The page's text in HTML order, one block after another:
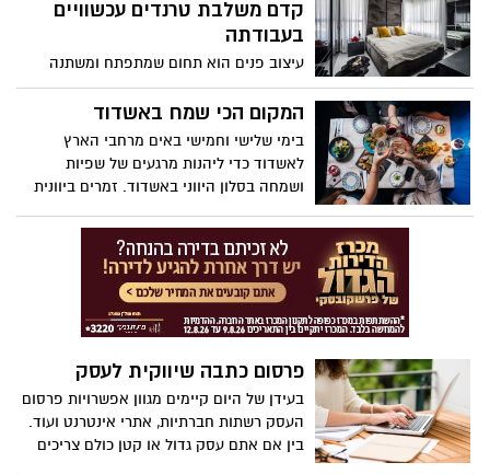
לפעם. במקרה כזה, חשוב לא להסתכן
בפתרונות זמניים או ניסיונות חובבניים.
קדם משלבת טרנדים עכשוויים
בעבודתה
עיצוב פנים הוא תחום שמתפתח ומשתנה
באופן קבוע, כאשר טרנדים חדשים מתגלים
ומתחלפים מדי שנה. עבור מעצבת פנים,
שמירה על עדכניות והבנה של הטרנדים
המובילים בתחום היא חיונית ליצירת חללים
אסתטיים, רלוונטיים ומרגשים. מאיה קדם,
טרנדים עכשוויים בפרויקטים שלה, תוך
שמירה על זהות אישית וצרכים ייחודיים של
כל לקוח. במאמר זה, נצלול לעולמה של מאיה
ונבין איך היא משלבת את המגמות העדכניות
ביום-יום המקצועי שלה.
המקום הכי שמח באשדוד
בימי שלישי וחמישי באים מרחבי הארץ
לאשדוד כדי ליהנות מרגעים של שפיות
ושמחה בסלון היווני באשדוד. זמרים ביוונית
ישראלים שמתפרקים בריקודים ועם הרבה
מצב רוח. בשאר ימות השבוע - אוכל יווני
מעולה ומוזיקת רקע. מומלץ בחום לשחרור
והרמת המורל
פרסום כתבה שיווקית לעסק
בעידן של היום קיימים מגוון אפשרויות פרסום
העסק רשתות חברתיות, אתרי אינטרנט ועוד.
בין אם אתם עסק גדול או קטן כולם צריכים